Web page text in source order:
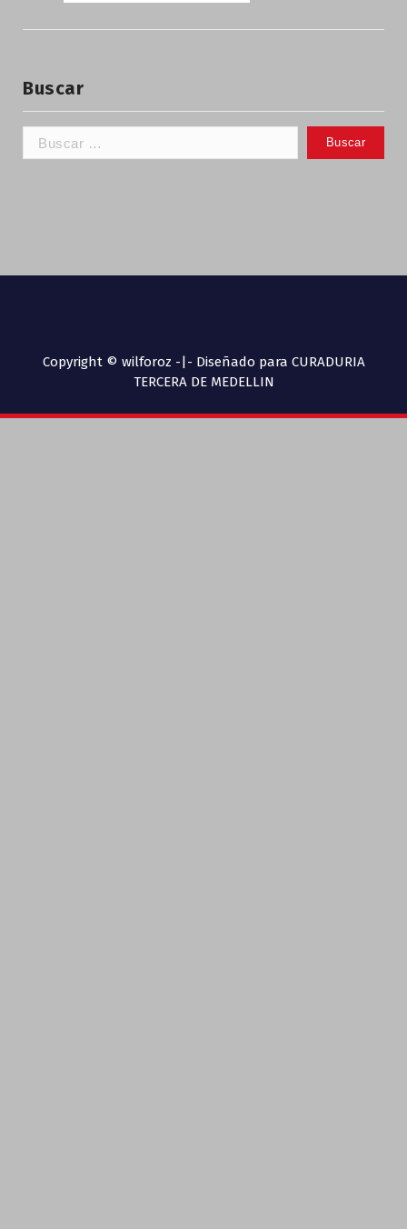
Buscar
Copyright © wilforoz -|- Diseñado para CURADURIA
TERCERA DE MEDELLIN